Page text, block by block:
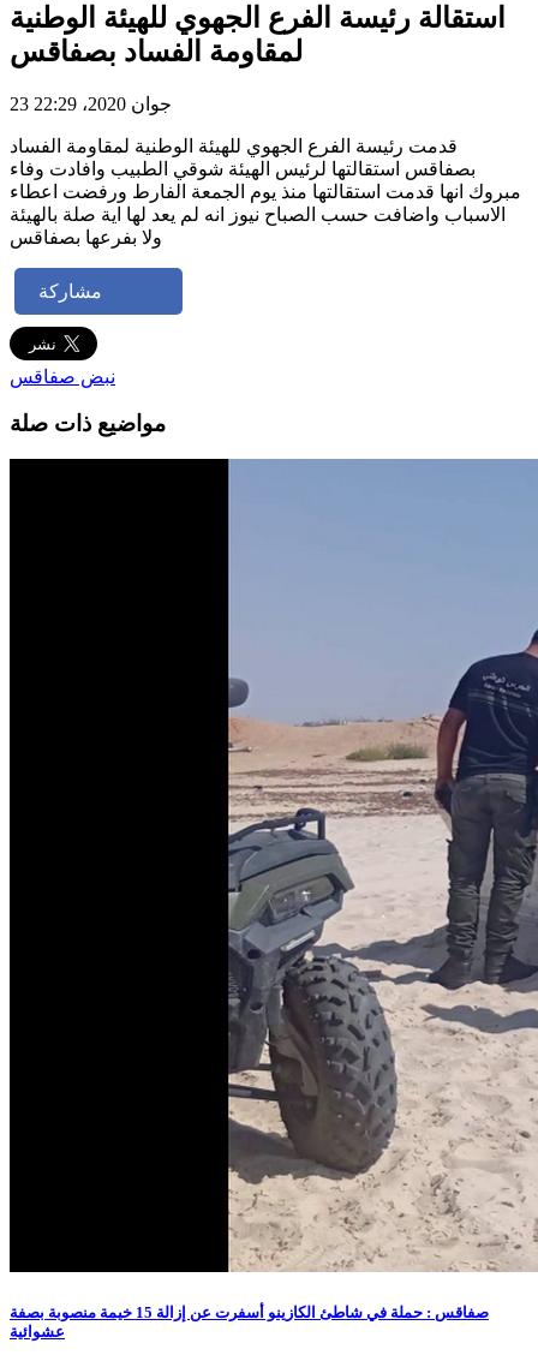
استقالة رئيسة الفرع الجهوي للهيئة الوطنية
لمقاومة الفساد بصفاقس
23 جوان 2020، 22:29
قدمت رئيسة الفرع الجهوي للهيئة الوطنية لمقاومة الفساد
بصفاقس استقالتها لرئيس الهيئة شوقي الطبيب وافادت وفاء
مبروك انها قدمت استقالتها منذ يوم الجمعة الفارط ورفضت اعطاء
الاسباب واضافت حسب الصباح نيوز انه لم يعد لها اية صلة بالهيئة
ولا بفرعها بصفاقس
مشاركة
نبض صفاقس
مواضيع ذات صلة
صفاقس : حملة في شاطئ الكازينو أسفرت عن إزالة 15 خيمة منصوبة بصفة
عشوائية